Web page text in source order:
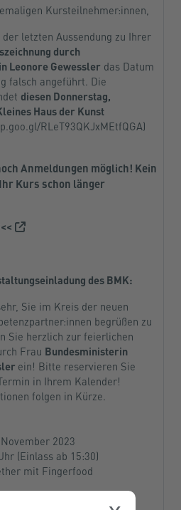
Kursteilnehmer:innen,
letzten Aussendung zu Ihrer
durch
Leonore Gewessler das Datum
falsch angeführt. Die
diesen Donnerstag,
Haus der Kunst
RLeT93QKJxMEtfQGA)
Anmeldungen möglich! Kein
Kurs schon länger
des BMK:
Sie im Kreis der neuen
begrüßen zu
Sie herzlich zur feierlichen
Frau Bundesministerin
ein! Bitte reservieren Sie
in Ihrem Kalender!
folgen in Kürze.
2023
(Einlass ab 15:30)
mit Fingerfood